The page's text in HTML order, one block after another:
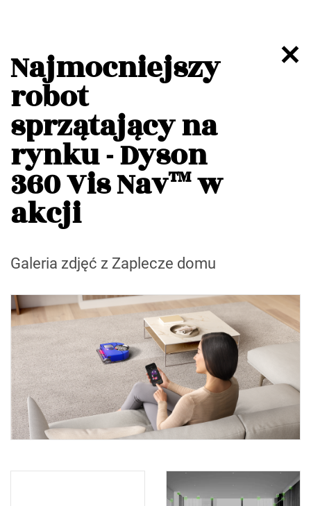
Najmocniejszy
robot
sprzątający na
rynku - Dyson
360 Vis Nav™ w
akcji
Galeria zdjęć z Zaplecze domu